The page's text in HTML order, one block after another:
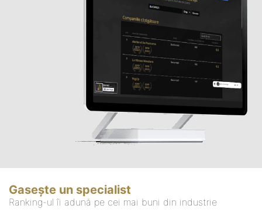
Gasește un specialist
Ranking-ul îi adună pe cei mai buni din industrie